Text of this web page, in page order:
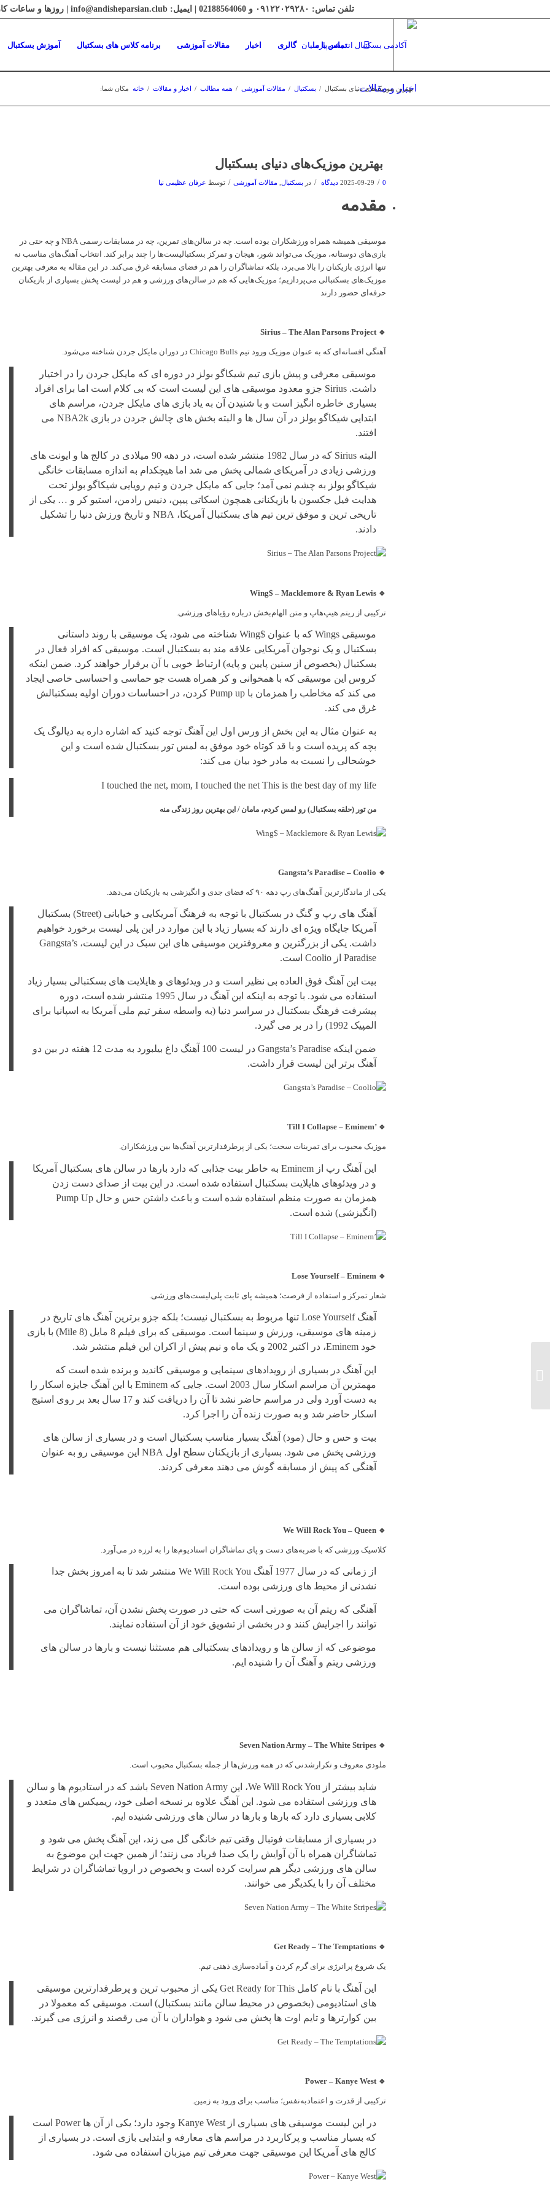
تلفن تماس: ۰۹۱۲۲۰۲۹۲۸۰ و 02188564060 | ایمیل: info@andisheparsian.club | روزها و ساعات کاری: شنبه تا چهارشنبه، ۱۲:۰۰ تا ۱۶:۰۰
آموزش بسکتبال برنامه کلاس های بسکتبال مقالات آموزشی اخبار گالری تماس با ما
اخبار و مقالات مکان شما: خانه / اخبار و مقالات / همه مطالب / مقالات آموزشی / بسکتبال / بهترین موزیک‌های دنیای بسکتبال
بهترین موزیک‌های دنیای بسکتبال
2025-09-29 / 0 دیدگاه / در بسکتبال مقالات آموزشی / توسط عرفان عظیمی نیا
مقدمه
موسیقی همیشه همراه ورزشکاران بوده است. چه در سالن‌های تمرین، چه در مسابقات رسمی NBA و چه حتی در
بازی‌های دوستانه، موزیک می‌تواند شور، هیجان و تمرکز بسکتبالیست‌ها را چند برابر کند. انتخاب آهنگ‌های مناسب نه
تنها انرژی بازیکنان را بالا می‌برد، بلکه تماشاگران را هم در فضای مسابقه غرق می‌کند. در این مقاله به معرفی بهترین
موزیک‌های بسکتبالی می‌پردازیم؛ موزیک‌هایی که هم در سالن‌های ورزشی و هم در لیست پخش بسیاری از بازیکنان
حرفه‌ای حضور دارند
🔹 Sirius – The Alan Parsons Project
آهنگی افسانه‌ای که به عنوان موزیک ورود تیم Chicago Bulls در دوران مایکل جردن شناخته می‌شود.
موسیقی معرفی و پیش بازی تیم شیکاگو بولز در دوره ای که مایکل جردن را در اختیار
داشت. Sirius جزو معدود موسیقی های این لیست است که بی کلام است اما برای افراد
بسیاری خاطره انگیز است و با شنیدن آن به یاد بازی های مایکل جردن، مراسم های
ابتدایی شیکاگو بولز در آن سال ها و البته بخش های چالش جردن در بازی NBA2k می
افتند.
البته Sirius که در سال 1982 منتشر شده است، در دهه 90 میلادی در کالج ها و ایونت های
ورزشی زیادی در آمریکای شمالی پخش می شد اما هیچکدام به اندازه مسابقات خانگی
شیکاگو بولز به چشم نمی آمد؛ جایی که مایکل جردن و تیم رویایی شیکاگو بولز تحت
هدایت فیل جکسون با بازیکنانی همچون اسکاتی پیپن، دنیس رادمن، استیو کر و … یکی از
تاریخی ترین و موفق ترین تیم های بسکتبال آمریکا، NBA و تاریخ ورزش دنیا را تشکیل
دادند.
🔹 Wing$ – Macklemore & Ryan Lewis
ترکیبی از ریتم هیپ‌هاپ و متن الهام‌بخش درباره رؤیاهای ورزشی.
موسیقی Wings که با عنوان $Wing شناخته می شود، یک موسیقی با روند داستانی
بسکتبال و یک نوجوان آمریکایی علاقه مند به بسکتبال است. موسیقی که افراد فعال در
بسکتبال (بخصوص از سنین پایین و پایه) ارتباط خوبی با آن برقرار خواهند کرد. ضمن اینکه
کروس این موسیقی که با همخوانی و کر همراه هست جو حماسی و احساسی خاصی ایجاد
می کند که مخاطب را همزمان با Pump up کردن، در احساسات دوران اولیه بسکتبالش
غرق می کند.
به عنوان مثال به این بخش از ورس اول این آهنگ توجه کنید که اشاره داره به دیالوگ یک
بچه که پریده است و با قد کوتاه خود موفق به لمس تور بسکتبال شده است و این
خوشحالی را نسبت به مادر خود بیان می کند:
I touched the net, mom, I touched the net This is the best day of my life
من تور (حلقه بسکتبال) رو لمس کردم، مامان / این بهترین روز زندگی منه
🔹 Gangsta’s Paradise – Coolio
یکی از ماندگارترین آهنگ‌های رپ دهه ۹۰ که فضای جدی و انگیزشی به بازیکنان می‌دهد.
آهنگ های رپ و گنگ در بسکتبال با توجه به فرهنگ آمریکایی و خیابانی (Street) بسکتبال
آمریکا جایگاه ویژه ای دارند که بسیار زیاد با این موارد در این پلی لیست برخورد خواهیم
داشت. یکی از بزرگترین و معروفترین موسیقی های این سبک در این لیست، Gangsta’s
Paradise از Coolio است.
بیت این آهنگ فوق العاده بی نظیر است و در ویدئوهای و هایلایت های بسکتبالی بسیار زیاد
استفاده می شود. با توجه به اینکه این آهنگ در سال 1995 منتشر شده است، دوره
پیشرفت فرهنگ بسکتبال در سراسر دنیا (به واسطه سفر تیم ملی آمریکا به اسپانیا برای
المپیک 1992) را در بر می گیرد.
ضمن اینکه Gangsta’s Paradise در لیست 100 آهنگ داغ بیلبورد به مدت 12 هفته در بین دو
آهنگ برتر این لیست قرار داشت.
🔹 ’Till I Collapse – Eminem
موزیک محبوب برای تمرینات سخت؛ یکی از پرطرفدارترین آهنگ‌ها بین ورزشکاران.
این آهنگ رپ از Eminem به خاطر بیت جذابی که دارد بارها در سالن های بسکتبال آمریکا
و در ویدئوهای هایلایت بسکتبال استفاده شده است. در این بیت از صدای دست زدن
همزمان به صورت منظم استفاده شده است و باعث داشتن حس و حال Pump Up
(انگیزشی) شده است.
🔹 Lose Yourself – Eminem
شعار تمرکز و استفاده از فرصت؛ همیشه پای ثابت پلی‌لیست‌های ورزشی.
آهنگ Lose Yourself تنها مربوط به بسکتبال نیست؛ بلکه جزو برترین آهنگ های تاریخ در
زمینه های موسیقی، ورزش و سینما است. موسیقی که برای فیلم 8 مایل (8 Mile) با بازی
خود Eminem، در اکتبر 2002 و یک ماه و نیم پیش از اکران این فیلم منتشر شد.
این آهنگ در بسیاری از رویدادهای سینمایی و موسیقی کاندید و برنده شده است که
مهمترین آن مراسم اسکار سال 2003 است. جایی که Eminem با این آهنگ جایزه اسکار را
به دست آورد ولی در مراسم حاضر نشد تا آن را دریافت کند و 17 سال بعد بر روی استیج
اسکار حاضر شد و به صورت زنده آن را اجرا کرد.
بیت و حس و حال (مود) آهنگ بسیار مناسب بسکتبال است و در بسیاری از سالن های
ورزشی پخش می شود. بسیاری از بازیکنان سطح اول NBA این موسیقی رو به عنوان
آهنگی که پیش از مسابقه گوش می دهند معرفی کردند.
🔹 We Will Rock You – Queen
کلاسیک ورزشی که با ضربه‌های دست و پای تماشاگران استادیوم‌ها را به لرزه در می‌آورد.
از زمانی که در سال 1977 آهنگ We Will Rock You منتشر شد تا به امروز بخش جدا
نشدنی از محیط های ورزشی بوده است.
آهنگی که ریتم آن به صورتی است که حتی در صورت پخش نشدن آن، تماشاگران می
توانند را اجرایش کنند و در بخشی از تشویق خود از آن استفاده نمایند.
موضوعی که از سالن ها و رویدادهای بسکتبالی هم مستثنا نیست و بارها در سالن های
ورزشی ریتم و آهنگ آن را شنیده ایم.
🔹 Seven Nation Army – The White Stripes
ملودی معروف و تکرارشدنی که در همه ورزش‌ها از جمله بسکتبال محبوب است.
شاید بیشتر از We Will Rock You، این Seven Nation Army باشد که در استادیوم ها و سالن
های ورزشی استفاده می شود. این آهنگ علاوه بر نسخه اصلی خود، ریمیکس های متعدد و
کلابی بسیاری دارد که بارها و بارها در سالن های ورزشی شنیده ایم.
در بسیاری از مسابقات فوتبال وقتی تیم خانگی گل می زند، این آهنگ پخش می شود و
تماشاگران همراه با آن آوایش را یک صدا فریاد می زنند؛ از همین جهت این موضوع به
سالن های ورزشی دیگر هم سرایت کرده است و بخصوص در اروپا تماشاگران در شرایط
مختلف آن را با یکدیگر می خوانند.
🔹 Get Ready – The Temptations
یک شروع پرانرژی برای گرم کردن و آماده‌سازی ذهنی تیم.
این آهنگ با نام کامل Get Ready for This یکی از محبوب ترین و پرطرفدارترین موسیقی
های استادیومی (بخصوص در محیط سالن مانند بسکتبال) است. موسیقی که معمولا در
بین کوارترها و تایم اوت ها پخش می شود و هواداران با آن می رقصند و انرژی می گیرند.
🔹 Power – Kanye West
ترکیبی از قدرت و اعتمادبه‌نفس؛ مناسب برای ورود به زمین.
در این لیست موسیقی های بسیاری از Kanye West وجود دارد؛ یکی از آن ها Power است
که بسیار مناسب و پرکاربرد در مراسم های معارفه و ابتدایی بازی است. در بسیاری از
کالج های آمریکا این موسیقی جهت معرفی تیم میزبان استفاده می شود.